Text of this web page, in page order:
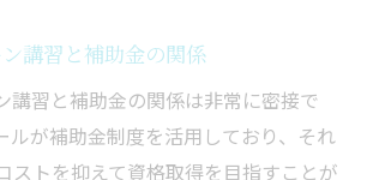
講習と補助金の関係
講習と補助金の関係は非常に密接で
ルが補助金制度を活用しており、それ
ストを抑えて資格取得を目指すことが